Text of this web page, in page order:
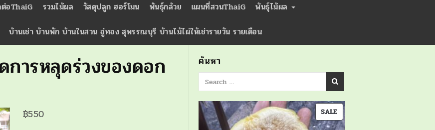
อThaiG รวมไม้ผล วัสดุปลูก ฮอร์โมน พันธุ์กล้วย แผนที่สวนThaiG
พันธุ์ไม้ผล
บ้านเช่า บ้านพัก บ้านในสวน อู่ทอง สุพรรณบุรี บ้านไม้ไผ่ให้เช่ารายวัน รายเดือน
การหลุดร่วงของดอก
฿550
ค้นหา
SALEPRODUCT
ON